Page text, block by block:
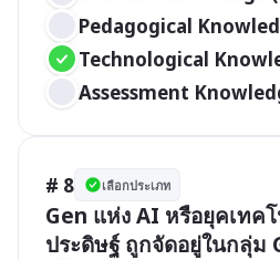
Pedagogical
Technological
Assessment
# 8 เลือกประเภท
Gen แห่ง AI หรือยุคเทค
ประดิษฐ์ ถูกจัดอยู่ในกลุ่ม